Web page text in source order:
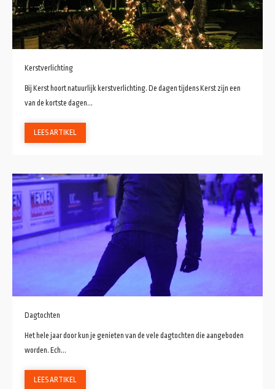
Kerstverlichting
Bij Kerst hoort natuurlijk kerstverlichting. De dagen tijdens Kerst zijn een
van de kortste dagen...
LEES ARTIKEL
Dagtochten
Het hele jaar door kun je genieten van de vele dagtochten die aangeboden
worden. Ech...
LEES ARTIKEL